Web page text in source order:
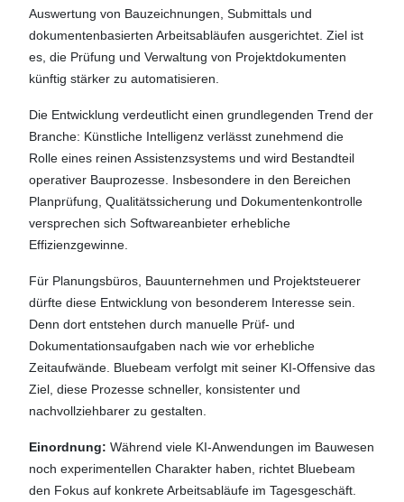
Auswertung von Bauzeichnungen, Submittals und
dokumentenbasierten Arbeitsabläufen ausgerichtet. Ziel ist
es, die Prüfung und Verwaltung von Projektdokumenten
künftig stärker zu automatisieren.
Die Entwicklung verdeutlicht einen grundlegenden Trend der
Branche: Künstliche Intelligenz verlässt zunehmend die
Rolle eines reinen Assistenzsystems und wird Bestandteil
operativer Bauprozesse. Insbesondere in den Bereichen
Planprüfung, Qualitätssicherung und Dokumentenkontrolle
versprechen sich Softwareanbieter erhebliche
Effizienzgewinne.
Für Planungsbüros, Bauunternehmen und Projektsteuerer
dürfte diese Entwicklung von besonderem Interesse sein.
Denn dort entstehen durch manuelle Prüf- und
Dokumentationsaufgaben nach wie vor erhebliche
Zeitaufwände. Bluebeam verfolgt mit seiner KI-Offensive das
Ziel, diese Prozesse schneller, konsistenter und
nachvollziehbarer zu gestalten.
Einordnung: Während viele KI-Anwendungen im Bauwesen
noch experimentellen Charakter haben, richtet Bluebeam
den Fokus auf konkrete Arbeitsabläufe im Tagesgeschäft.